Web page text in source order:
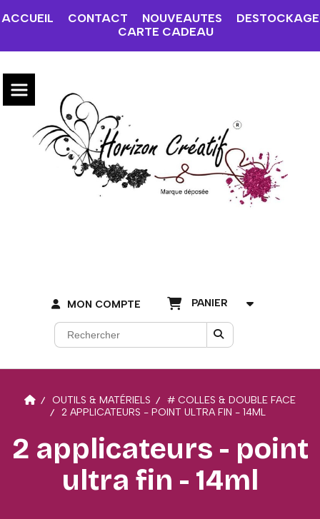
ACCUEIL CONTACT NOUVEAUTES
DESTOCKAGE
CARTE CADEAU
MON COMPTE PANIER
OUTILS & MATÉRIELS
# COLLES & DOUBLE FACE
2 APPLICATEURS - POINT ULTRA FIN - 14ML
2 applicateurs - point
ultra fin - 14ml